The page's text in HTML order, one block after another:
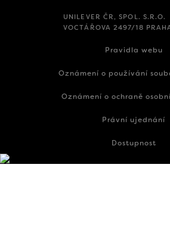
UNILEVER ČR, SPOL. S.R.O.
VOCTÁŘOVA 2497/18
Pravidla webu
Oznámení o používání
Oznámení o ochraně
Právní ujednání
Dostupnost